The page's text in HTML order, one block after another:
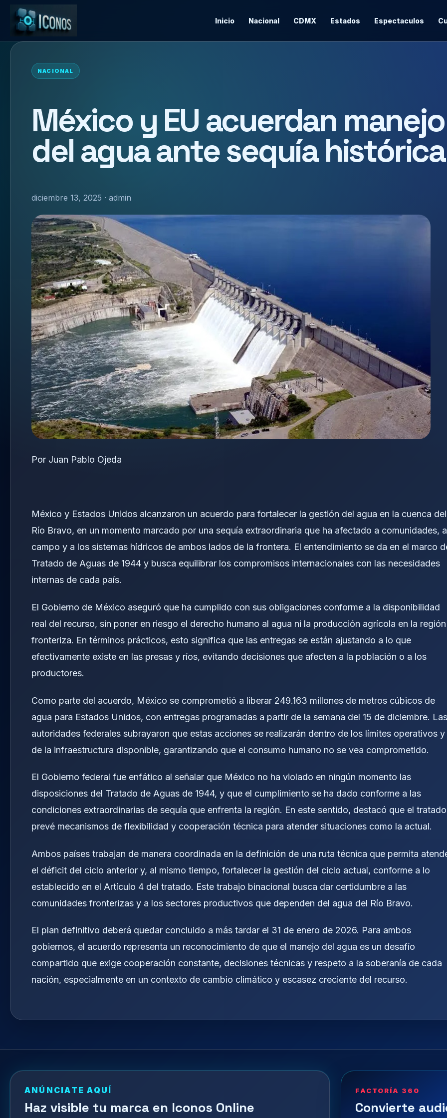
Inicio Nacional CDMX Estados Espectaculos
NACIONAL
México y EU acuerdan manejo
del agua ante sequía histórica
diciembre 13, 2025 · admin
Por Juan Pablo Ojeda
México y Estados Unidos alcanzaron un acuerdo para fortalecer la gestión del agua en la cuenca del
Río Bravo, en un momento marcado por una sequía extraordinaria que ha afectado a comunidades,
campo y a los sistemas hídricos de ambos lados de la frontera. El entendimiento se da en el marco
Tratado de Aguas de 1944 y busca equilibrar los compromisos internacionales con las necesidades
internas de cada país.
El Gobierno de México aseguró que ha cumplido con sus obligaciones conforme a la disponibilidad
real del recurso, sin poner en riesgo el derecho humano al agua ni la producción agrícola en la región
fronteriza. En términos prácticos, esto significa que las entregas se están ajustando a lo que
efectivamente existe en las presas y ríos, evitando decisiones que afecten a la población o a los
productores.
Como parte del acuerdo, México se comprometió a liberar 249.163 millones de metros cúbicos de
agua para Estados Unidos, con entregas programadas a partir de la semana del 15 de diciembre. Las
autoridades federales subrayaron que estas acciones se realizarán dentro de los límites operativos y
de la infraestructura disponible, garantizando que el consumo humano no se vea comprometido.
El Gobierno federal fue enfático al señalar que México no ha violado en ningún momento las
disposiciones del Tratado de Aguas de 1944, y que el cumplimiento se ha dado conforme a las
condiciones extraordinarias de sequía que enfrenta la región. En este sentido, destacó que el tratado
prevé mecanismos de flexibilidad y cooperación técnica para atender situaciones como la actual.
Ambos países trabajan de manera coordinada en la definición de una ruta técnica que permita
el déficit del ciclo anterior y, al mismo tiempo, fortalecer la gestión del ciclo actual, conforme a lo
establecido en el Artículo 4 del tratado. Este trabajo binacional busca dar certidumbre a las
comunidades fronterizas y a los sectores productivos que dependen del agua del Río Bravo.
El plan definitivo deberá quedar concluido a más tardar el 31 de enero de 2026. Para ambos
gobiernos, el acuerdo representa un reconocimiento de que el manejo del agua es un desafío
compartido que exige cooperación constante, decisiones técnicas y respeto a la soberanía de cada
nación, especialmente en un contexto de cambio climático y escasez creciente del recurso.
ANÚNCIATE AQUÍ
Haz visible tu marca en Iconos Online
FACTORÍA 360
Convierte